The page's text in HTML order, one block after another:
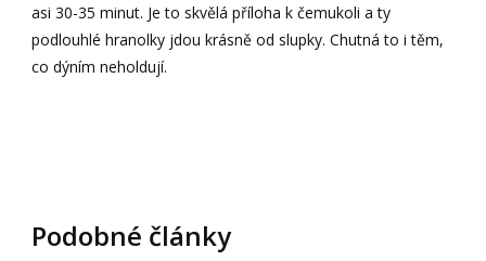
asi 30-35 minut. Je to skvělá příloha k čemukoli a ty
podlouhlé hranolky jdou krásně od slupky. Chutná to i těm,
co dýním neholdují.
Podobné články